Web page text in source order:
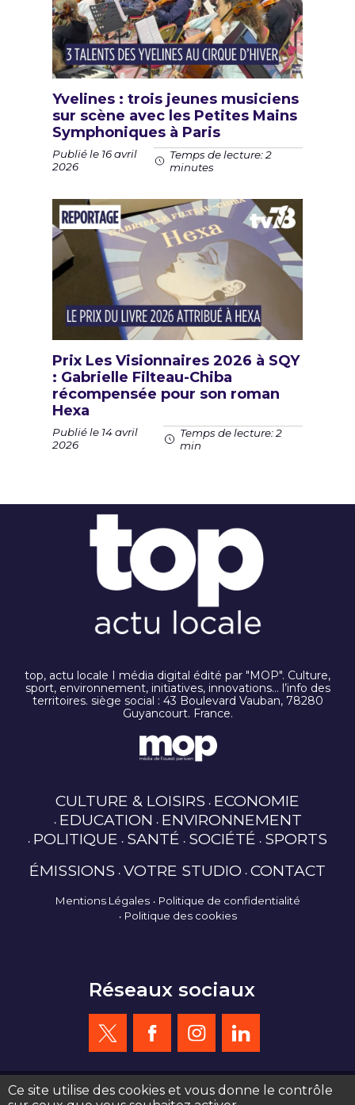
Yvelines : trois jeunes musiciens
sur scène avec les Petites Mains
Symphoniques à Paris
Publié le 16 avril
2026
Temps de lecture: 2
minutes
Prix Les Visionnaires 2026 à SQY
: Gabrielle Filteau-Chiba
récompensée pour son roman
Hexa
Publié le 14 avril
2026
Temps de lecture: 2
min
top, actu locale I média digital édité par "MOP". Culture,
sport, environnement, initiatives, innovations… l’info des
territoires. siège social : 43 Boulevard Vauban, 78280
Guyancourt. France.
CULTURE & LOISIRS ECONOMIE
EDUCATION ENVIRONNEMENT
POLITIQUE SANTÉ SOCIÉTÉ SPORTS
ÉMISSIONS VOTRE STUDIO CONTACT
Mentions Légales
Politique de confidentialité
Politique des cookies
Réseaux sociaux
Ce site utilise des cookies et vous donne le contrôle